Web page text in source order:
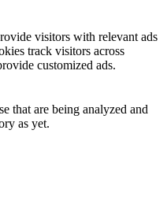
visitors with relevant ads
track visitors across
customized ads.
that are being analyzed and
as yet.